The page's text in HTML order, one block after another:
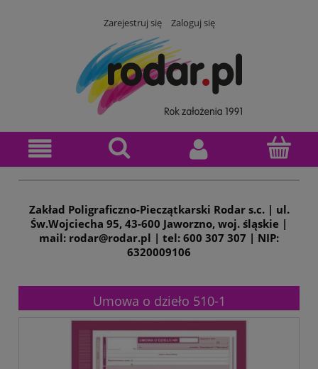
Zarejestruj się Zaloguj się
Zakład Poligraficzno-Pieczątkarski Rodar s.c. | ul.
Św.Wojciecha 95, 43-600 Jaworzno, woj. śląskie |
mail: rodar@rodar.pl | tel: 600 307 307 | NIP:
6320009106
Umowa o dzieło 510-1